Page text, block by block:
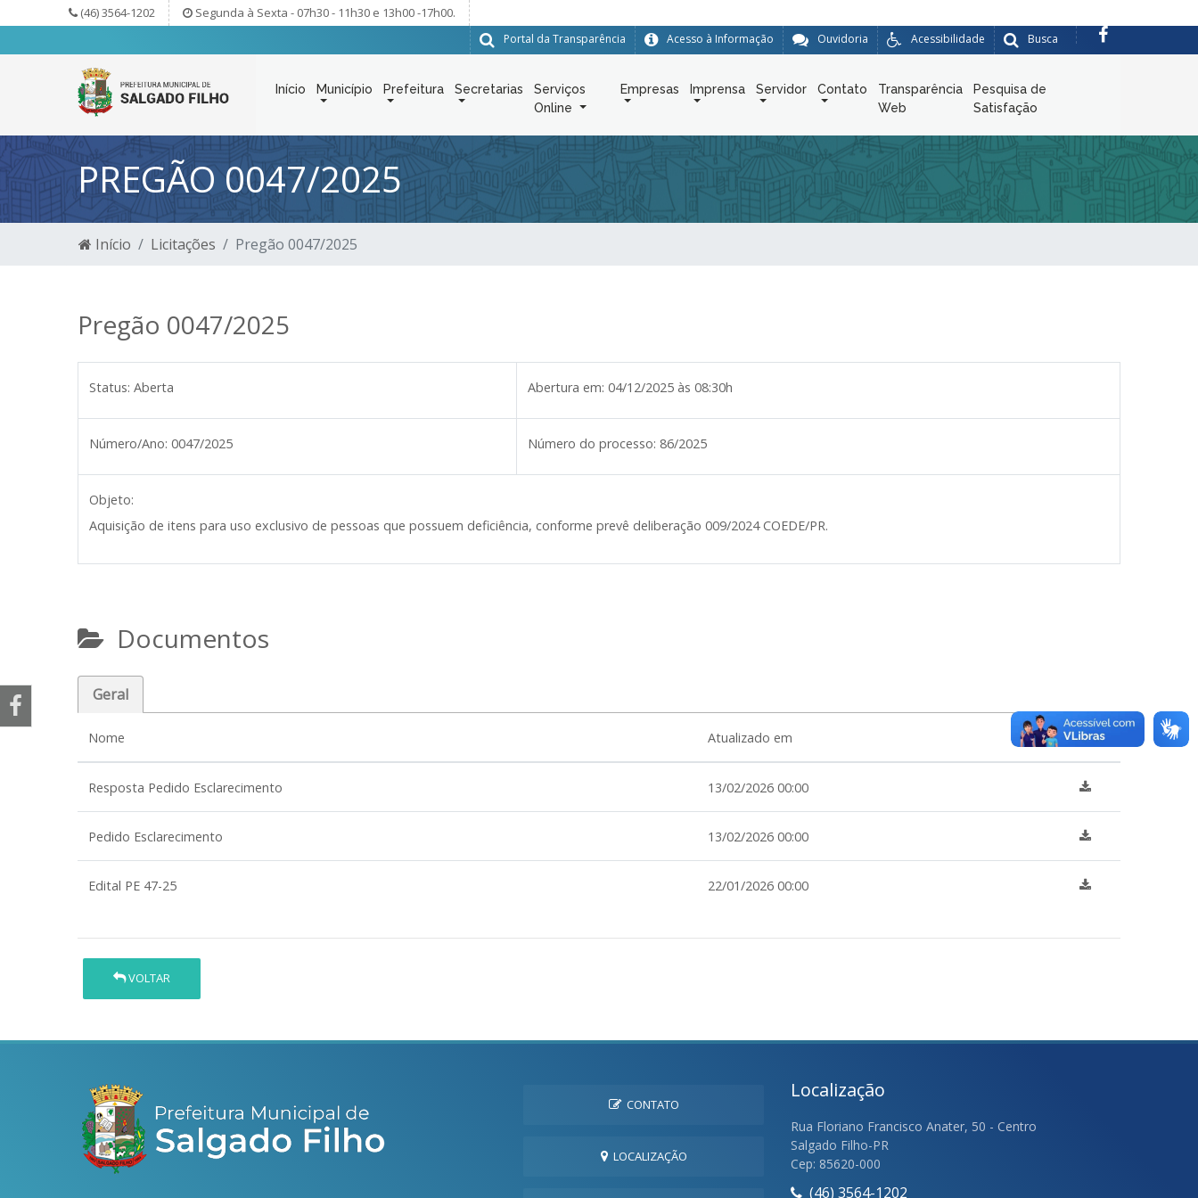
(46) 3564-1202 Segunda à Sexta - 07h30 - 11h30 e 13h00 -17h00.
Busca
Acessibilidade
Ouvidoria
Acesso à Informação
Portal da Transparência
Início Município Prefeitura Secretarias
Serviços
Online
Empresas Imprensa Servidor Contato
Transparência
Web
Pesquisa de
Satisfação
PREGÃO 0047/2025
Início Licitações Pregão 0047/2025
Pregão 0047/2025
Status: Aberta Abertura em: 04/12/2025 às 08:30h
Número/Ano: 0047/2025 Número do processo: 86/2025
Objeto:
Aquisição de itens para uso exclusivo de pessoas que possuem deficiência, conforme prevê deliberação 009/2024 COEDE/PR.
Documentos
Geral
Nome Atualizado em
Resposta Pedido Esclarecimento 13/02/2026 00:00
Pedido Esclarecimento 13/02/2026 00:00
Edital PE 47-25 22/01/2026 00:00
VOLTAR
CONTATO
LOCALIZAÇÃO
Localização
Rua Floriano Francisco Anater, 50 - Centro
Salgado Filho-PR
Cep: 85620-000
(46) 3564-1202